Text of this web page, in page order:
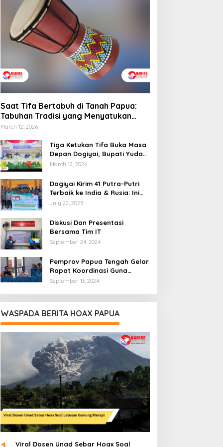
Saat Tifa Bertabuh di Tanah Papua:
Tabuhan Tradisi yang Menyatukan
Budaya dan Kehidupan Sosial
March 12, 2026
Tiga Ketukan Tifa Buka Masa
Depan Dogiyai, Bupati Yudas
Tebai Resmi Mulai
March 12, 2026
Dogiyai Kirim 41 Putra-Putri
Terbaik ke India & Rusia: Ini
Komitmen Nyata Bupati
Masa Depan
July 22, 2025
Diskusi Dan Presentasi
Bersama Tim IT
September 24, 2024
Pemprov Papua Tengah Gelar
Rapat Koordinasi Guna
Optimalkan Pengelolaan
September 13, 2024
WASPADA BERITA HOAX PAPUA
Viral Dosen Unad Sebar Hoax Soal